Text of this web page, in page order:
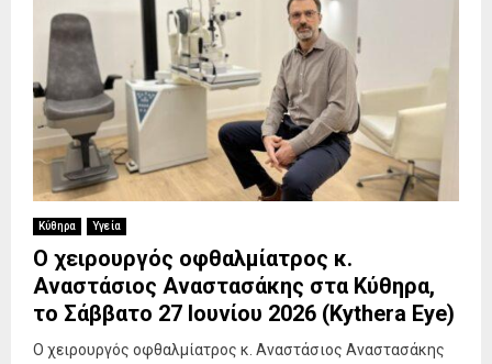
Κύθηρα Υγεία
Ο χειρουργός οφθαλμίατρος κ.
Αναστάσιος Αναστασάκης στα Κύθηρα,
το Σάββατο 27 Ιουνίου 2026 (Kythera Eye)
Ο χειρουργός οφθαλμίατρος κ. Αναστάσιος Αναστασάκης